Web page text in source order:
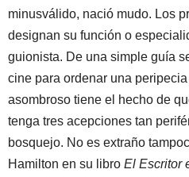
minusválido, nació mudo. Los
designan su función o
guionista. De una simple guía
cine para ordenar una
asombroso tiene el hecho de
tenga tres acepciones tan
bosquejo. No es extraño
Hamilton en su libro El Escritor